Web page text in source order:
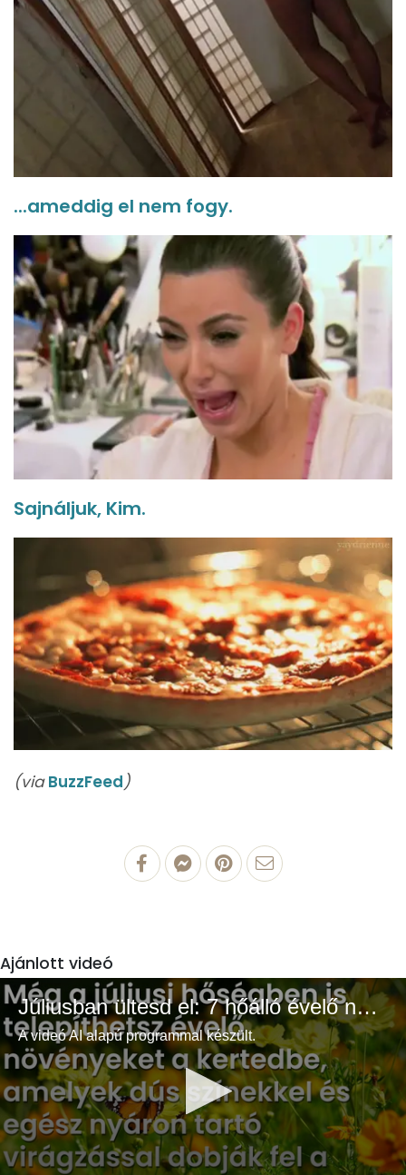
...ameddig el nem fogy.
Sajnáljuk, Kim.
(viaBuzzFeed)
Ajánlott videó
Júliusban ültesd el: 7 hőálló évelő növény a színes és buja kertért
A videó AI alapú programmal készült.